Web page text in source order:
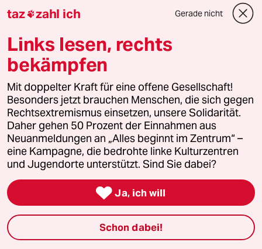
taz Archiv
Mehr taz Angebote
Reisen
Kantine
Shop
Anzeigen
taz zahl ich Gerade nicht
Links lesen, rechts
bekämpfen
Mit doppelter Kraft für eine offene Gesellschaft!
Besonders jetzt brauchen Menschen, die sich gegen
Rechtsextremismus einsetzen, unsere Solidarität.
Daher gehen 50 Prozent der Einnahmen aus
Neuanmeldungen an „Alles beginnt im Zentrum“ –
eine Kampagne, die bedrohte linke Kulturzentren
und Jugendorte unterstützt. Sind Sie dabei?
 Ja, ich will
Schon dabei!